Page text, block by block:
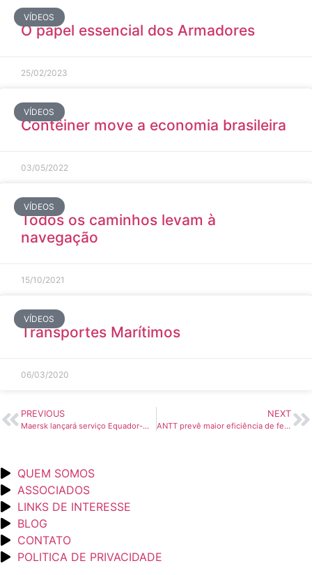
VÍDEOS
O papel essencial dos Armadores
25/02/2023
VÍDEOS
Contêiner move a economia brasileira
03/05/2022
VÍDEOS
Todos os caminhos levam à
navegação
15/10/2021
VÍDEOS
Transportes Marítimos
06/03/2020
PREVIOUS
Maersk lançará serviço Equador-Mar Negro – Guia Marítimo
NEXT
ANTT prevê maior eficiência de ferrovias com novas regras – Valor Econômico
QUEM SOMOS
ASSOCIADOS
LINKS DE INTERESSE
BLOG
CONTATO
POLITICA DE PRIVACIDADE